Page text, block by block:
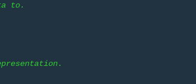
to.